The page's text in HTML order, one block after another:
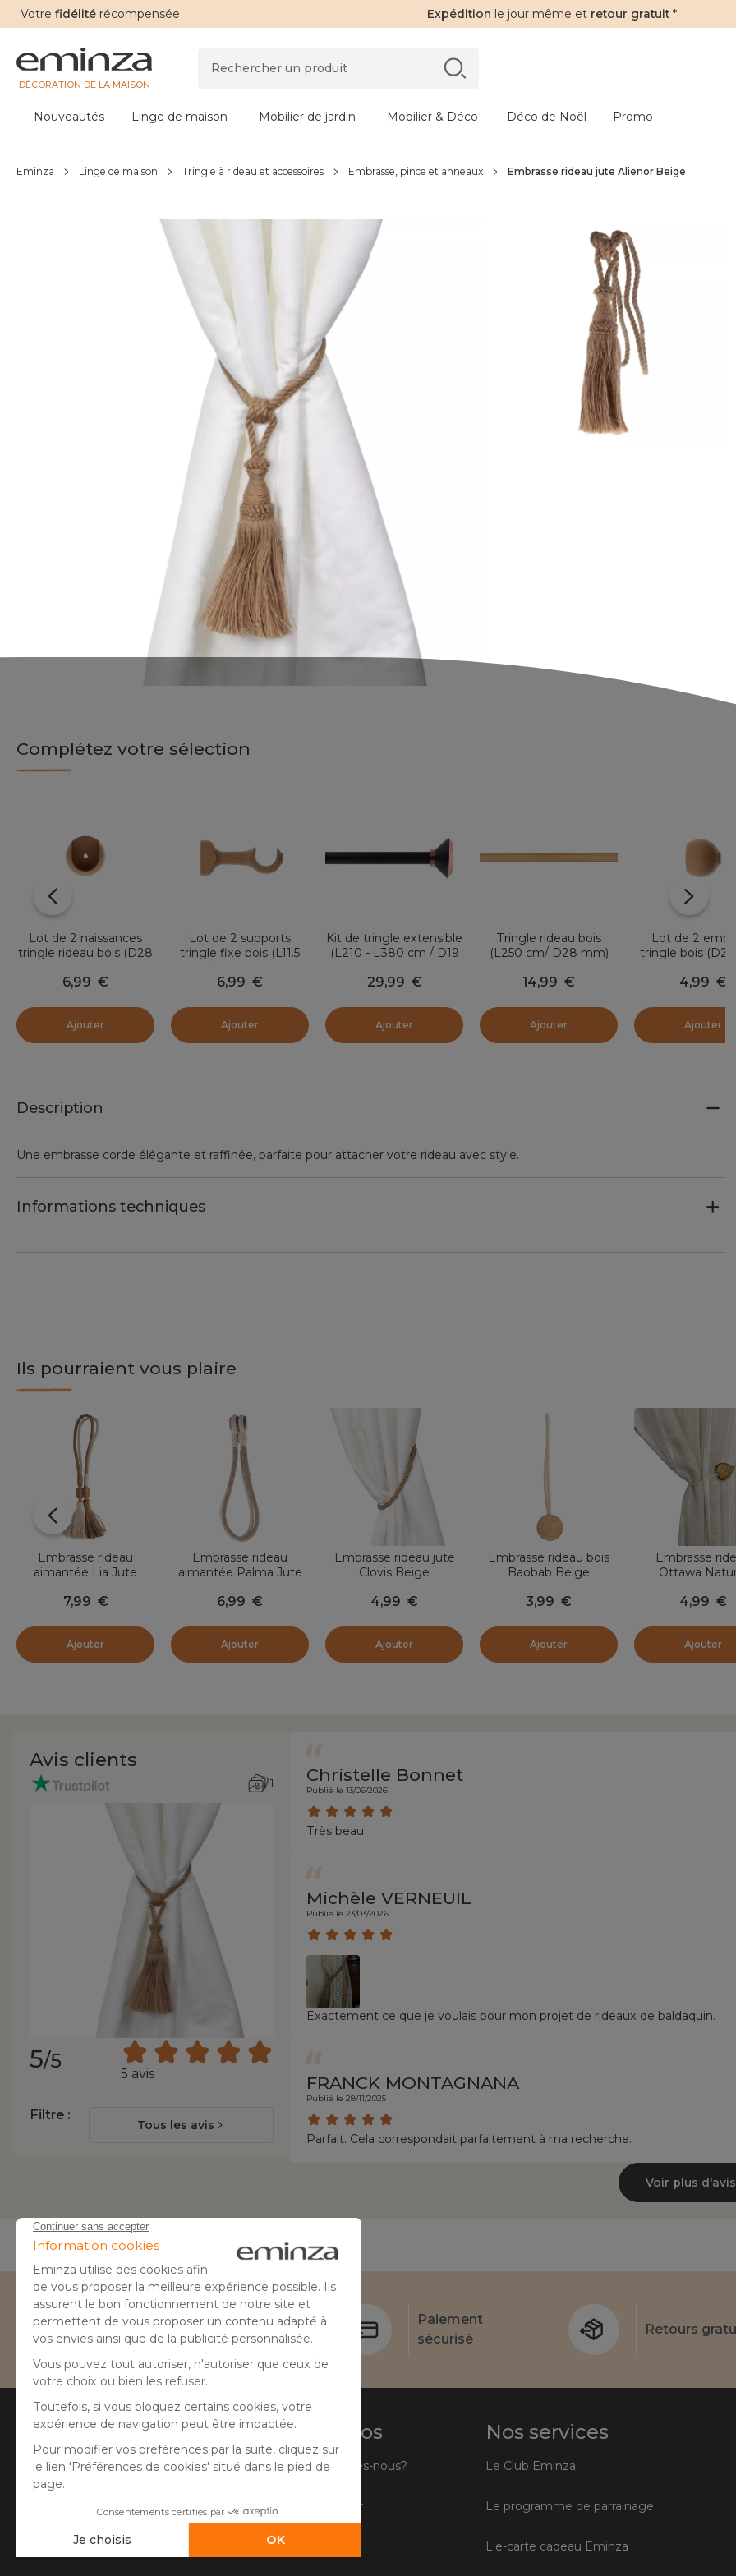
Votre fidélité récompensée Expédition le jour même et retour gratuit *
DÉCORATION DE LA MAISON
Nouveautés Linge de maison Mobilier de jardin Mobilier & Déco Déco de Noël Promo
Eminza Linge de maison Tringle à rideau et accessoires Embrasse, pince et anneaux Embrasse rideau jute Alienor Beige
Complétez votre sélection
Lot de 2 naissances
tringle rideau bois (D28
6,99 €
Ajouter
Lot de 2 supports
tringle fixe bois (L11.5
gouttière Beige Vernis
6,99 €
Ajouter
Kit de tringle extensible
(L210 - L380 cm / D19
Noir
29,99 €
Ajouter
Tringle rideau bois
(L250 cm/ D28 mm)
14,99 €
Ajouter
Lot de 2
tringle bois (D28
4,99 €
Ajouter
Description
Une embrasse corde élégante et raffinée, parfaite pour attacher votre rideau avec style.
Informations techniques
Ils pourraient vous plaire
Embrasse rideau
aimantée Lia Jute
7,99 €
Ajouter
Embrasse rideau
aimantée Palma Jute
6,99 €
Ajouter
Embrasse rideau jute
Clovis Beige
4,99 €
Ajouter
Embrasse rideau bois
Baobab Beige
3,99 €
Ajouter
Embrasse
Ottawa
4,99 €
Ajouter
Avis clients
1
5/5
5 avis
Filtre :
Tous les avis
Christelle Bonnet
Publié le 13/06/2026
Très beau
Michèle VERNEUIL
Publié le 23/03/2026
Exactement ce que je voulais pour mon projet de rideaux de baldaquin.
FRANCK MONTAGNANA
Publié le 28/11/2025
Parfait. Cela correspondait parfaitement à ma recherche.
Voir plus d'avis
Besoin d'aide ?
04 50 65 10 12
Paiement
sécurisé
Retours
Aide
Suivre ma commande
Faire un retour
Questions fréquentes
A propos
Qui sommes-nous?
Côté Atelier
Nos services
Le Club Eminza
Le programme de parrainage
L'e-carte cadeau Eminza